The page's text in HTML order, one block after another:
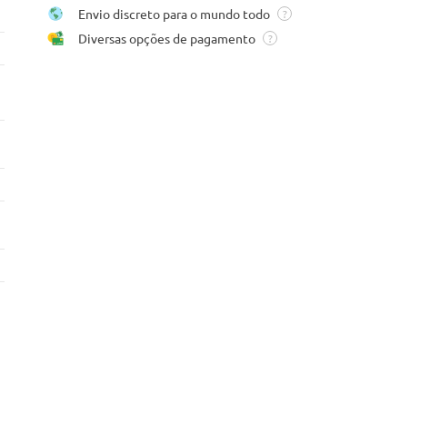
Envio discreto para o mundo todo ?
Diversas opções de pagamento ?